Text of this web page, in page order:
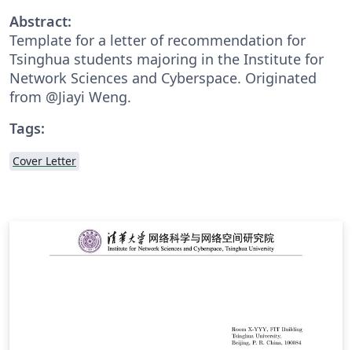
Abstract:
Template for a letter of recommendation for
Tsinghua students majoring in the Institute for
Network Sciences and Cyberspace. Originated
from @Jiayi Weng.
Tags:
Cover Letter